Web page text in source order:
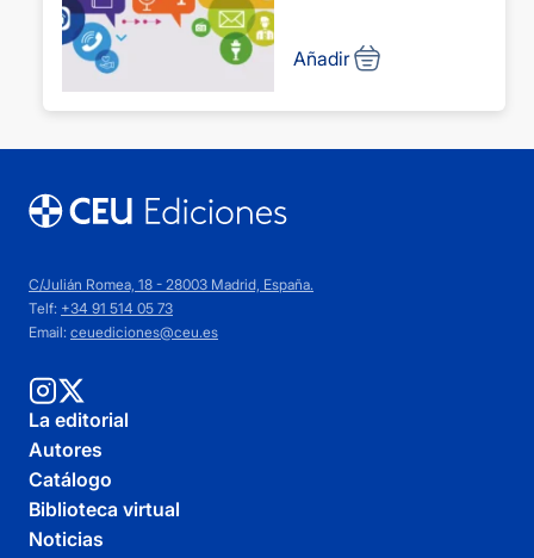
Añadir
C/Julián Romea, 18 - 28003 Madrid, España.
Telf: +34 91 514 05 73
Email: ceuediciones@ceu.es
La editorial
Autores
Catálogo
Biblioteca virtual
Noticias